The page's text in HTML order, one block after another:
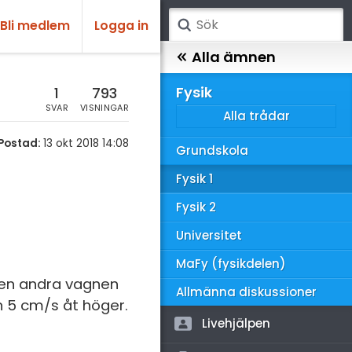
Bli medlem Logga in
1
SVAR
793
VISNINGAR
13 okt 2018 14:08
andra vagnen
5 cm/s åt höger.
Alla ämnen
Fysik
Alla trådar
Grundskola
Fysik 1
Fysik 2
Universitet
MaFy (fysikdelen)
Allmänna diskussioner
Livehjälpen